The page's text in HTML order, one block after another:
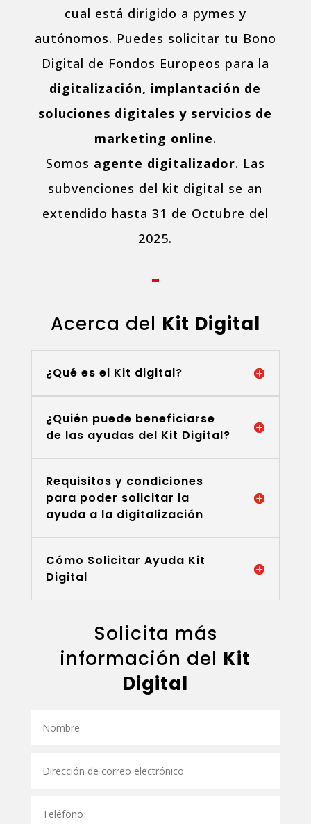
cual está dirigido a pymes y
autónomos. Puedes solicitar tu Bono
Digital de Fondos Europeos para la
digitalización, implantación de
soluciones digitales y servicios de
marketing online.
Somos agente digitalizador. Las
subvenciones del kit digital se an
extendido hasta 31 de Octubre del
2025.
Acerca del Kit Digital
¿Qué es el Kit digital?
¿Quién puede beneficiarse
de las ayudas del Kit Digital?
Requisitos y condiciones
para poder solicitar la
ayuda a la digitalización
Cómo Solicitar Ayuda Kit
Digital
Solicita más
información del Kit
Digital